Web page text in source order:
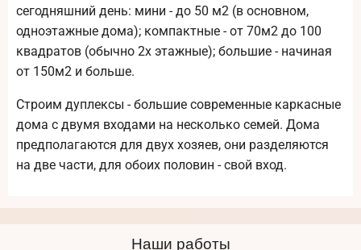
сегодняшний день: мини - до 50 м2 (в основном,
одноэтажные дома); компактные - от 70м2 до 100
квадратов (обычно 2х этажные); большие - начиная
от 150м2 и больше.
Строим дуплексы - большие современные каркасные
дома с двумя входами на несколько семей. Дома
предполагаются для двух хозяев, они разделяются
на две части, для обоих половин - свой вход.
Наши работы